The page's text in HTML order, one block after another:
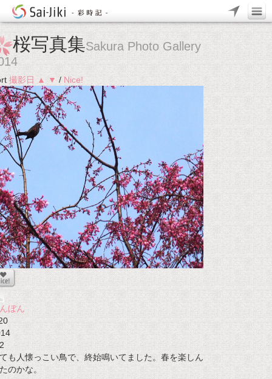
桜写真集Sakura Photo Gallery
撮影日 ▲ ▼ / Nice!
ぼん
2
も人懐っこい鳥で、終始鳴いてました。春を楽しん
のかな。